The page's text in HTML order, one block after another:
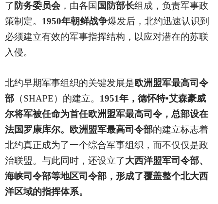
了 防务委员会，由各国 国防部长组成，负责军事政
策制定。 1950年朝鲜战争爆发后，北约迅速认识到
必须建立有效的军事指挥结构，以应对潜在的苏联
入侵。
北约早期军事组织的关键发展是欧洲盟军最高司令
部（SHAPE）的建立。 1951年，德怀特•艾森豪威
尔将军被任命为首任欧洲盟军最高司令，总部设在
法国罗康库尔。欧洲盟军最高司令部的建立标志着
北约真正成为了一个综合军事组织，而不仅仅是政
治联盟。与此同时，还设立了大西洋盟军司令部、
海峡司令部等地区司令部，形成了覆盖整个北大西
洋区域的指挥体系。